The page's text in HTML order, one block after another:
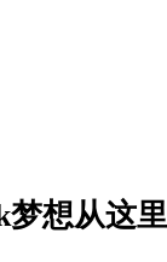
梦想从这